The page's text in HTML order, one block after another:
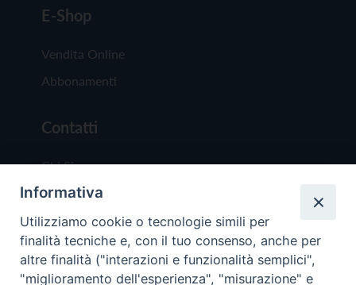
E-Shop
Vendita Online
Abbonamenti
Contatti
Chi Siamo
Redazione
Scrivici
Informativa
Utilizziamo cookie o tecnologie simili per
finalità tecniche e, con il tuo consenso, anche per
altre finalità ("interazioni e funzionalità semplici",
"miglioramento dell'esperienza", "misurazione" e